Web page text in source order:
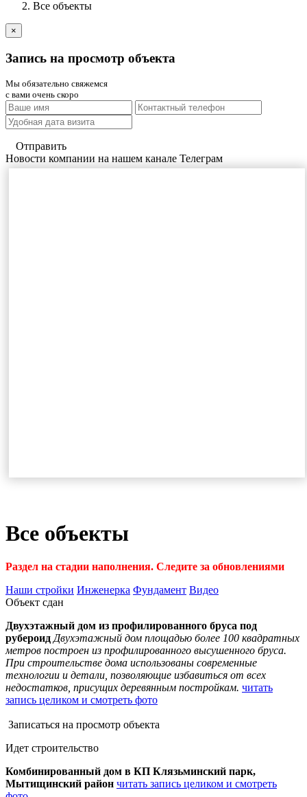
Все объекты
×
Запись на просмотр объекта
Мы обязательно свяжемся
с вами очень скоро
Отправить
Новости компании на нашем канале Телеграм
Все объекты
Раздел на стадии наполнения. Следите за обновлениями
Наши стройки Инженерка Фундамент Видео
Объект сдан
Двухэтажный дом из профилированного бруса под
рубероид Двухэтажный дом площадью более 100 квадратных
метров построен из профилированного высушенного бруса.
При строительстве дома использованы современные
технологии и детали, позволяющие избавиться от всех
недостатков, присущих деревянным постройкам. читать
запись целиком и смотреть фото
Записаться на просмотр объекта
Идет строительство
Комбинированный дом в КП Клязьминский парк,
Мытищинский район читать запись целиком и смотреть